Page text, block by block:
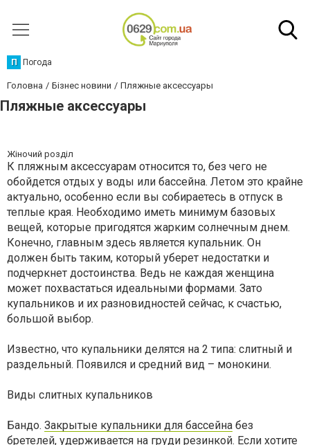
П Погода
Головна Бізнес новини Пляжные аксессуары
Пляжные аксессуары
Жіночий розділ
К пляжным аксессуарам относится то, без чего не
обойдется отдых у воды или бассейна. Летом это крайне
актуально, особенно если вы собираетесь в отпуск в
теплые края. Необходимо иметь минимум базовых
вещей, которые пригодятся жарким солнечным днем.
Конечно, главным здесь является купальник. Он
должен быть таким, который уберет недостатки и
подчеркнет достоинства. Ведь не каждая женщина
может похвастаться идеальными формами. Зато
купальников и их разновидностей сейчас, к счастью,
большой выбор.
Известно, что купальники делятся на 2 типа: слитный и
раздельный. Появился и средний вид – монокини.
Виды слитных купальников
Бандо. Закрытые купальники для бассейна без
бретелей, удерживается на груди резинкой. Если хотите